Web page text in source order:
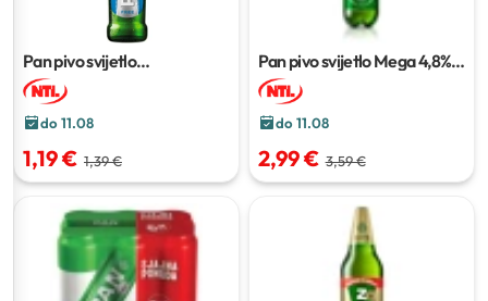
Pan pivo svijetlo
bezalkoholno
do 11.08
1,19 € 1,39 €
Pan pivo svijetlo Mega 4,8%
alk.2 l
do 11.08
2,99 € 3,59 €